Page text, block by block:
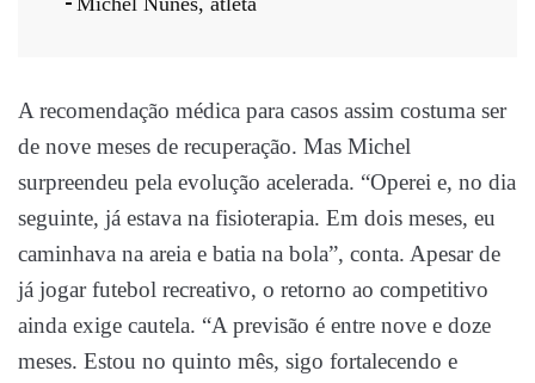
A recomendação médica para casos assim costuma ser
de nove meses de recuperação. Mas Michel
surpreendeu pela evolução acelerada. “Operei e, no dia
seguinte, já estava na fisioterapia. Em dois meses, eu
caminhava na areia e batia na bola”, conta. Apesar de
já jogar futebol recreativo, o retorno ao competitivo
ainda exige cautela. “A previsão é entre nove e doze
meses. Estou no quinto mês, sigo fortalecendo e